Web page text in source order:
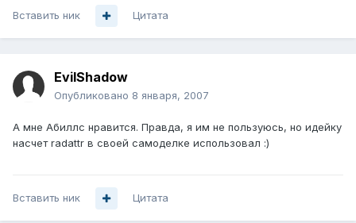
Вставить ник Цитата
EvilShadow
Опубликовано 8 января, 2007
А мне Абиллс нравится. Правда, я им не пользуюсь, но идейку
насчет radattr в своей самоделке использовал :)
Вставить ник Цитата